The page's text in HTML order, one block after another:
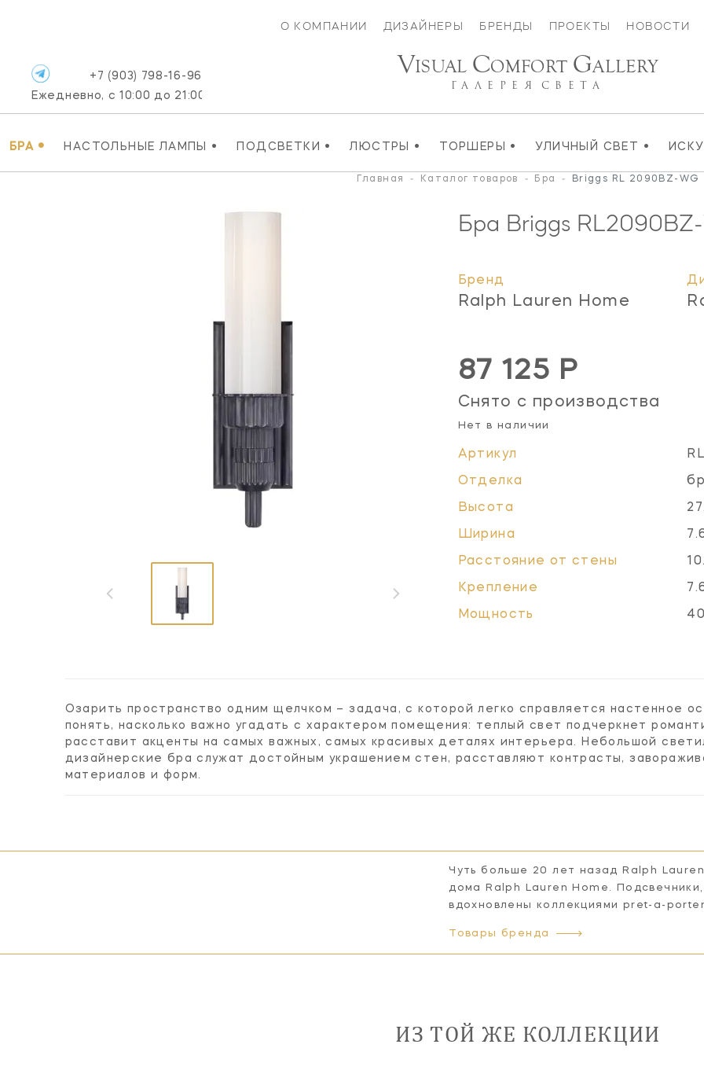
О КОМПАНИИ ДИЗАЙНЕРЫ БРЕНДЫ ПРОЕКТЫ НОВОСТИ
БРА • НАСТОЛЬНЫЕ ЛАМПЫ • ПОДСВЕТКИ • ЛЮСТРЫ • ТОРШЕРЫ • УЛИЧНЫЙ СВЕТ •
+7 (903) 798-16-96
Ежедневно, с 10:00 до 21:00
VISUAL COMFORT GALLERY
ГАЛЕРЕЯ СВЕТА
Главная - Каталог товаров - Бра - Briggs RL 2090BZ-WG
Бра Briggs
Бренд
Ralph Lauren Home
87 125 Р
Снято с производства
Нет в наличии
Артикул
Отделка
Высота
Ширина
Расстояние от стены
Крепление
Мощность
Озарить пространство одним щелчком – задача, с которой легко справляется настенное
понять, насколько важно угадать с характером помещения: теплый свет подчеркнет
расставит акценты на самых важных, самых красивых деталях интерьера. Небольшой
дизайнерские бра служат достойным украшением стен, расставляют контрасты,
материалов и форм.
Чуть больше 20 лет назад Ralph
дома Ralph Lauren Home.
вдохновлены коллекциями pret-a-
Товары бренда
ИЗ ТОЙ ЖЕ КОЛЛЕКЦИИ